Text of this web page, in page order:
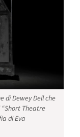
di Dewey Dell che
Theatre
di Eva